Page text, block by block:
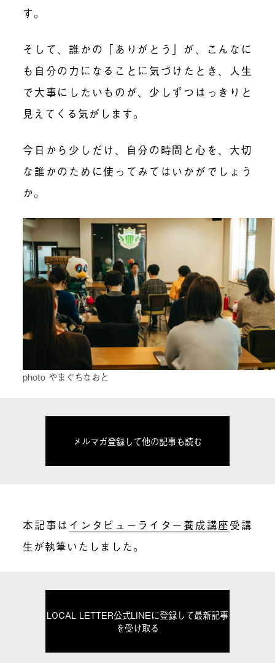
す。
そして、誰かの「ありがとう」が、こんなに
も自分の力になることに気づけたとき、人生
で大事にしたいものが、少しずつはっきりと
見えてくる気がします。
今日から少しだけ、自分の時間と心を、大切
な誰かのために使ってみてはいかがでしょう
か。
photo やまぐちなおと
メルマガ登録して他の記事も読む
本記事は インタビューライター養成講座受講
生が執筆いたしました。
LOCAL LETTER公式LINEに登録して最新記事
を受け取る